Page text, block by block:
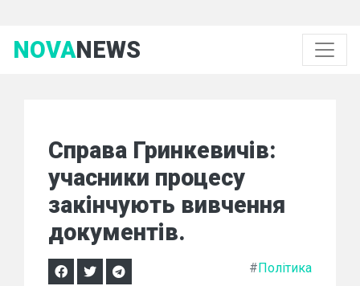
NOVANEWS
Справа Гринкевичів:
учасники процесу
закінчують вивчення
документів.
#Політика